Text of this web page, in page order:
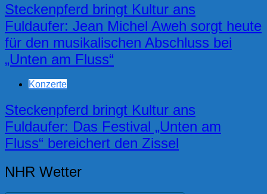
Steckenpferd bringt Kultur ans
Fuldaufer: Jean Michel Aweh sorgt heute
für den musikalischen Abschluss bei
„Unten am Fluss“
Konzerte
Steckenpferd bringt Kultur ans
Fuldaufer: Das Festival „Unten am
Fluss“ bereichert den Zissel
NHR Wetter